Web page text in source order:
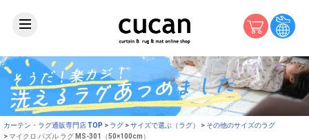
カーテン・ラグ通販専門店 TOP ラグ サイズで選ぶ（ラグ）
その他のサイズのラグ
マイクロ パズル ラグ MS-301（50×100cm）